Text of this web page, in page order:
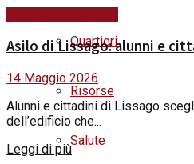
Quartieri
Risorse
Salute
Asilo di Lissago: alunni e
14 Maggio 2026
Alunni e cittadini di Lissago
dell’edificio che...
Leggi di piùDetails